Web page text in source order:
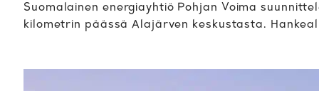
Suomalainen energiayhtiö Pohjan Voima
kilometrin päässä Alajärven keskustasta.